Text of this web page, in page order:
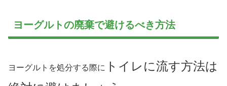
ヨーグルトの廃棄で避けるべき方法
ヨーグルトを処分する際に トイレに流す方法は